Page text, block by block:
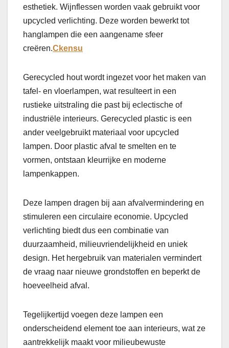
esthetiek. Wijnflessen worden vaak gebruikt voor
upcycled verlichting. Deze worden bewerkt tot
hanglampen die een aangename sfeer
creëren.Ckensu
Gerecycled hout wordt ingezet voor het maken van
tafel- en vloerlampen, wat resulteert in een
rustieke uitstraling die past bij eclectische of
industriële interieurs. Gerecycled plastic is een
ander veelgebruikt materiaal voor upcycled
lampen. Door plastic afval te smelten en te
vormen, ontstaan kleurrijke en moderne
lampenkappen.
Deze lampen dragen bij aan afvalvermindering en
stimuleren een circulaire economie. Upcycled
verlichting biedt dus een combinatie van
duurzaamheid, milieuvriendelijkheid en uniek
design. Het hergebruik van materialen vermindert
de vraag naar nieuwe grondstoffen en beperkt de
hoeveelheid afval.
Tegelijkertijd voegen deze lampen een
onderscheidend element toe aan interieurs, wat ze
aantrekkelijk maakt voor milieubewuste